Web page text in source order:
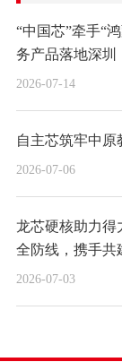
“中国芯”牵手“
务产品落地深圳
2026-07-14
自主芯筑牢中原
2026-07-06
龙芯硬核助力得
全防线，携手共
2026-07-03